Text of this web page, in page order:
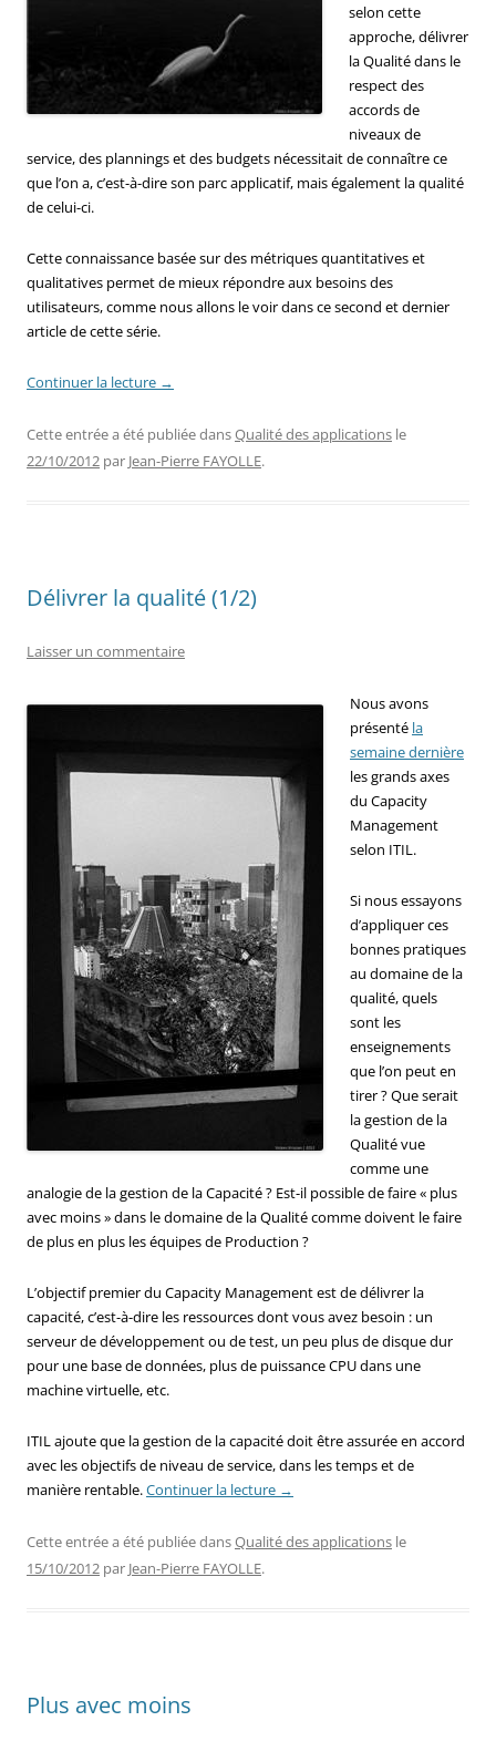
selon cette
approche, délivrer
la Qualité dans le
respect des
accords de
niveaux de
service, des plannings et des budgets nécessitait de connaître ce
que l’on a, c’est-à-dire son parc applicatif, mais également la qualité
de celui-ci.
Cette connaissance basée sur des métriques quantitatives et
qualitatives permet de mieux répondre aux besoins des
utilisateurs, comme nous allons le voir dans ce second et dernier
article de cette série.
Continuer la lecture →
Cette entrée a été publiée dansQualité des applications le
22/10/2012 par Jean-Pierre FAYOLLE.
Délivrer la qualité (1/2)
Laisser un commentaire
Nous avons
présenté la
semaine dernière
les grands axes
du Capacity
Management
selon ITIL.
Si nous essayons
d’appliquer ces
bonnes pratiques
au domaine de la
qualité, quels
sont les
enseignements
que l’on peut en
tirer ? Que serait
la gestion de la
Qualité vue
comme une
analogie de la gestion de la Capacité ? Est-il possible de faire « plus
avec moins » dans le domaine de la Qualité comme doivent le faire
de plus en plus les équipes de Production ?
L’objectif premier du Capacity Management est de délivrer la
capacité, c’est-à-dire les ressources dont vous avez besoin : un
serveur de développement ou de test, un peu plus de disque dur
pour une base de données, plus de puissance CPU dans une
machine virtuelle, etc.
ITIL ajoute que la gestion de la capacité doit être assurée en accord
avec les objectifs de niveau de service, dans les temps et de
manière rentable.Continuer la lecture →
Cette entrée a été publiée dansQualité des applications le
15/10/2012 par Jean-Pierre FAYOLLE.
Plus avec moins